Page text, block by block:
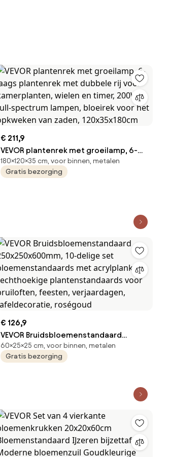
€ 211,9
VEVOR plantenrek met groeilamp, 6-
laags plantenrek met dubbele rij voor
kamerplanten, wielen en timer, 200W
180×120×35 cm, voor binnen, metalen
Gratis bezorging
€ 126,9
VEVOR Bruidsbloemenstandaard
250x250x600mm, 10-delige set
bloemenstandaards met acrylplank,
60×25×25 cm, voor binnen, metalen
Gratis bezorging